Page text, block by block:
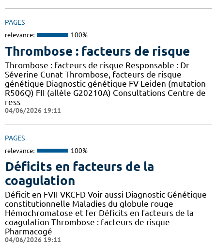
PAGES
relevance: 100%
Thrombose : facteurs de risque
Thrombose : facteurs de risque Responsable : Dr
Séverine Cunat Thrombose, facteurs de risque
génétique Diagnostic génétique FV Leiden (mutation
R506Q) FII (allèle G20210A) Consultations Centre de
ress
04/06/2026 19:11
PAGES
relevance: 100%
Déficits en facteurs de la
coagulation
Déficit en FVII VKCFD Voir aussi Diagnostic Génétique
constitutionnelle Maladies du globule rouge
Hémochromatose et fer Déficits en facteurs de la
coagulation Thrombose : facteurs de risque
Pharmacogé
04/06/2026 19:11